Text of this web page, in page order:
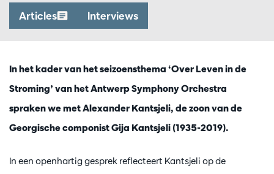
Articles Interviews
In het kader van het seizoensthema ‘Over Leven in de
Stroming’ van het Antwerp Symphony Orchestra
spraken we met Alexander Kantsjeli, de zoon van de
Georgische componist Gija Kantsjeli (1935-2019).
In een openhartig gesprek reflecteert Kantsjeli op de